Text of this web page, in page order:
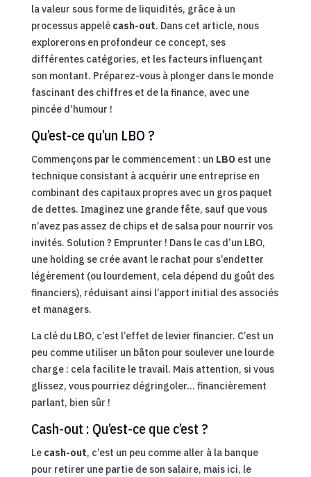
la valeur sous forme de liquidités, grâce à un
processus appelé cash-out. Dans cet article, nous
explorerons en profondeur ce concept, ses
différentes catégories, et les facteurs influençant
son montant. Préparez-vous à plonger dans le monde
fascinant des chiffres et de la finance, avec une
pincée d’humour !
Qu’est-ce qu’un LBO ?
Commençons par le commencement : un LBO est une
technique consistant à acquérir une entreprise en
combinant des capitaux propres avec un gros paquet
de dettes. Imaginez une grande fête, sauf que vous
n’avez pas assez de chips et de salsa pour nourrir vos
invités. Solution ? Emprunter ! Dans le cas d’un LBO,
une holding se crée avant le rachat pour s’endetter
légèrement (ou lourdement, cela dépend du goût des
financiers), réduisant ainsi l’apport initial des associés
et managers.
La clé du LBO, c’est l’effet de levier financier. C’est un
peu comme utiliser un bâton pour soulever une lourde
charge : cela facilite le travail. Mais attention, si vous
glissez, vous pourriez dégringoler… financièrement
parlant, bien sûr !
Cash-out : Qu’est-ce que c’est ?
Le cash-out, c’est un peu comme aller à la banque
pour retirer une partie de son salaire, mais ici, le